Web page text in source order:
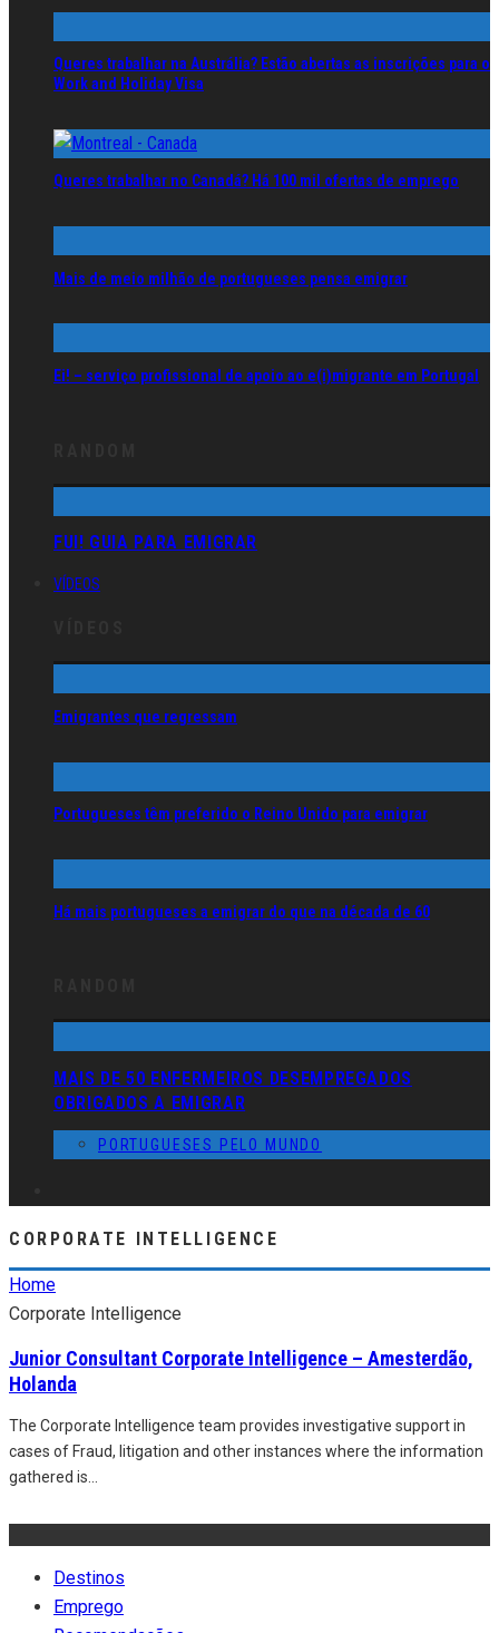
Queres trabalhar na Austrália? Estão abertas as inscrições para o
Work and Holiday Visa
Queres trabalhar no Canadá? Há 100 mil ofertas de emprego
Mais de meio milhão de portugueses pensa emigrar
Ei! – serviço profissional de apoio ao e(i)migrante em Portugal
FUI! GUIA PARA EMIGRAR
VÍDEOS
Emigrantes que regressam
Portugueses têm preferido o Reino Unido para emigrar
Há mais portugueses a emigrar do que na década de 60
MAIS DE 50 ENFERMEIROS DESEMPREGADOS
OBRIGADOS A EMIGRAR
PORTUGUESES PELO MUNDO
CORPORATE INTELLIGENCE
Home
Corporate Intelligence
Junior Consultant Corporate Intelligence – Amesterdão,
Holanda
The Corporate Intelligence team provides investigative support in
cases of Fraud, litigation and other instances where the information
gathered is
Destinos
Emprego